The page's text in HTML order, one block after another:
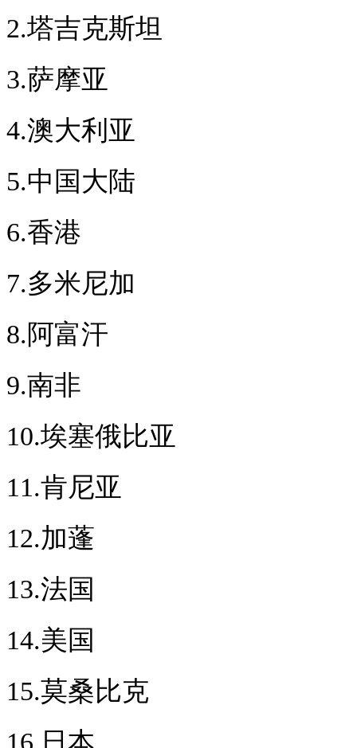
2.塔吉克斯坦
3.萨摩亚
4.澳大利亚
5.中国大陆
6.香港
7.多米尼加
8.阿富汗
9.南非
10.埃塞俄比亚
11.肯尼亚
12.加蓬
13.法国
14.美国
15.莫桑比克
16.日本